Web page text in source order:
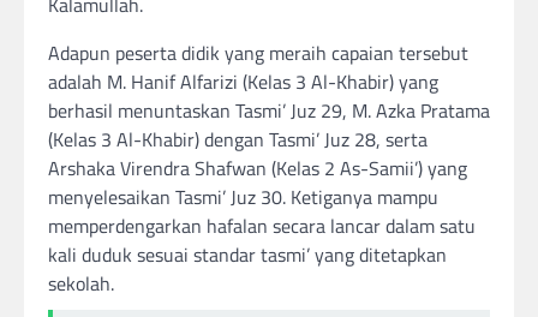
Adapun peserta didik yang meraih capaian tersebut
adalah M. Hanif Alfarizi (Kelas 3 Al-Khabir) yang
berhasil menuntaskan Tasmi’ Juz 29, M. Azka Pratama
(Kelas 3 Al-Khabir) dengan Tasmi’ Juz 28, serta
Arshaka Virendra Shafwan (Kelas 2 As-Samii’) yang
menyelesaikan Tasmi’ Juz 30. Ketiganya mampu
memperdengarkan hafalan secara lancar dalam satu
kali duduk sesuai standar tasmi’ yang ditetapkan
sekolah.